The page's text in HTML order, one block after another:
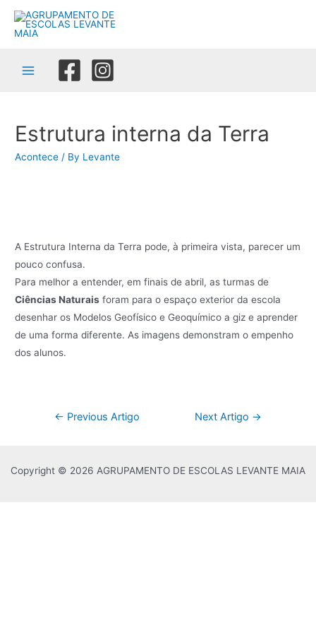
Estrutura interna da Terra
Acontece / By Levante
A Estrutura Interna da Terra pode, à primeira vista, parecer um
pouco confusa.
Para melhor a entender, em finais de abril, as turmas de
Ciências Naturais foram para o espaço exterior da escola
desenhar os Modelos Geofísico e Geoquímico a giz e aprender
de uma forma diferente. As imagens demonstram o empenho
dos alunos.
Navegação
← Previous Artigo Next Artigo →
Copyright © 2026 AGRUPAMENTO DE ESCOLAS LEVANTE MAIA